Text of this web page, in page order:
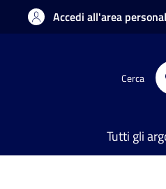
Accedi all'area
Cerca
Tutti gli